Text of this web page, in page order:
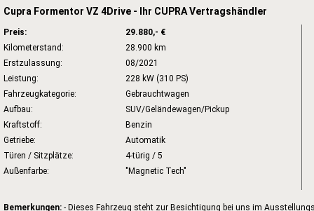
Cupra Formentor VZ 4Drive - Ihr CUPRA Vertragshändler
Preis:
29.880,- €
Kilometerstand:
28.900 km
Erstzulassung:
08/2021
Leistung:
228 kW (310 PS)
Fahrzeugkategorie:
Gebrauchtwagen
Aufbau:
SUV/Geländewagen/Pickup
Kraftstoff:
Benzin
Getriebe:
Automatik
Türen / Sitzplätze:
4-türig / 5
Außenfarbe:
"Magnetic Tech"
Bemerkungen: - Dieses Fahrzeug steht zur Besichtigung bei uns im